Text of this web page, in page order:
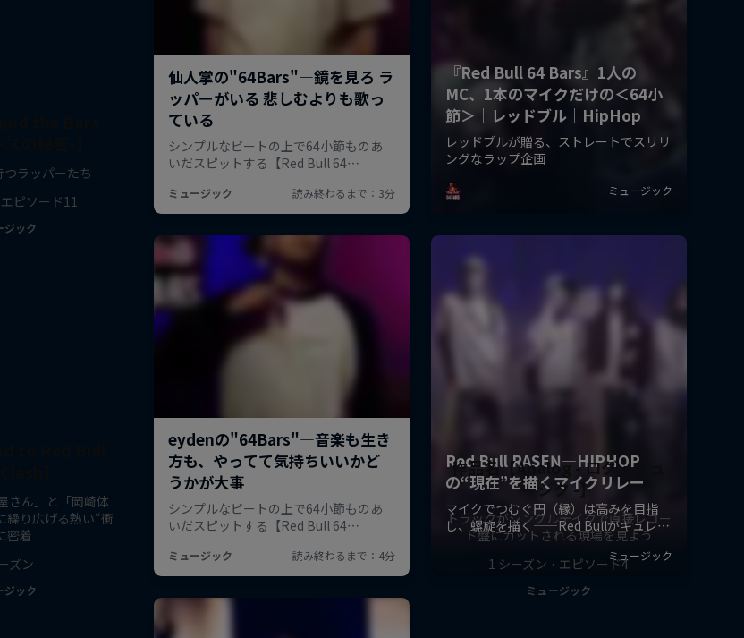
ラッパーたち
ピソード11
ジック
さん」と「岡崎体
繰り広げる熱い“衝
密着
ズン
ジック
作品名【Analog - ログ・ミュ
ージク -】
トラックがシングルテイクで直接レコー
ド盤にカットされる現場を見よう
1 シーズン · エピソード4
ミュージック